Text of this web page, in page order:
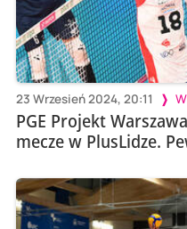
23 Wrzesień 2024, 20:11
PGE Projekt
mecze w PlusLidze.